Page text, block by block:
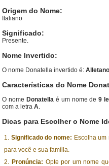
Origem do Nome:
Italiano
Significado:
Presente.
Nome Invertido:
O nome Donatella invertido é:
Características do Nome
O nome Donatella é um nome de9
com a letraA.
Dicas para Escolher o Nome
Significado do nome: Escolha
para você e sua família.
Pronúncia: Opte por um nome